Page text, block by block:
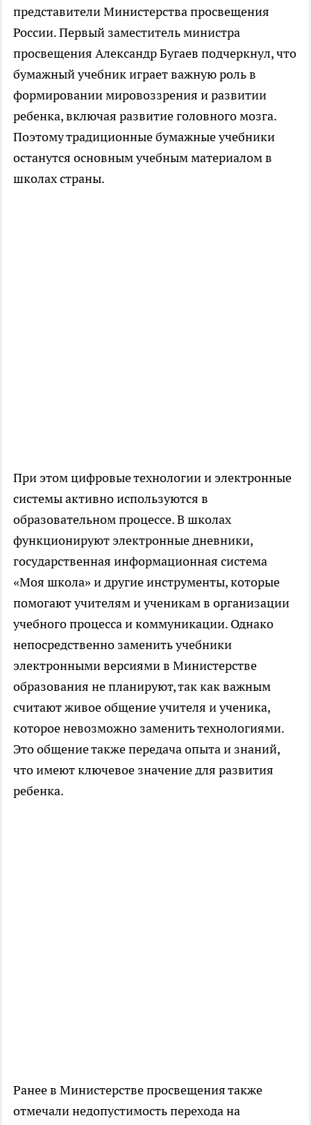
представители Министерства просвещения
России. Первый заместитель министра
просвещения Александр Бугаев подчеркнул, что
бумажный учебник играет важную роль в
формировании мировоззрения и развитии
ребенка, включая развитие головного мозга.
Поэтому традиционные бумажные учебники
останутся основным учебным материалом в
школах страны.
При этом цифровые технологии и электронные
системы активно используются в
образовательном процессе. В школах
функционируют электронные дневники,
государственная информационная система
«Моя школа» и другие инструменты, которые
помогают учителям и ученикам в организации
учебного процесса и коммуникации. Однако
непосредственно заменить учебники
электронными версиями в Министерстве
образования не планируют, так как важным
считают живое общение учителя и ученика,
которое невозможно заменить технологиями.
Это общение также передача опыта и знаний,
что имеют ключевое значение для развития
ребенка.
Ранее в Министерстве просвещения также
отмечали недопустимость перехода на